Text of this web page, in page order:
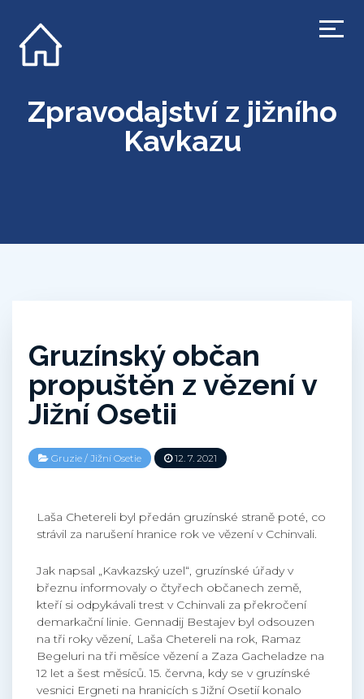
Zpravodajství z jižního
Kavkazu
Gruzínský občan
propuštěn z vězení v
Jižní Osetii
Gruzie / Jižní Osetie 12. 7. 2021
Laša Chetereli byl předán gruzínské straně poté, co
strávil za narušení hranice rok ve vězení v Cchinvali.
Jak napsal „Kavkazský uzel“, gruzínské úřady v
březnu informovaly o čtyřech občanech země,
kteří si odpykávali trest v Cchinvali za překročení
demarkační linie. Gennadij Bestajev byl odsouzen
na tři roky vězení, Laša Chetereli na rok, Ramaz
Begeluri na tři měsíce vězení a Zaza Gacheladze na
12 let a šest měsíců. 15. června, kdy se v gruzínské
vesnici Ergneti na hranicích s Jižní Osetií konalo